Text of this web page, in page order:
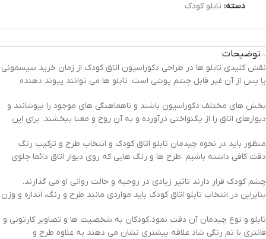
دسته: تابلو کودک
توضیحات
نقش کلیدی تابلو ها در طراحی دکوراسیون اتاق کودک از زمان خرید سیسمونی
یا پس از آن غیر قابل چشم پوشی است. تابلو ها می توانند پیوند دهنده
بخش های مختلف دکوراسیون باشند و ناهماهنگی های موجود را بپوشانند و
دیوارهای اتاق را از یکنواختی درآورده و به آن روح و معنا ببخشند. برای این
منظور باید در نحوه چیدمان تابلو اتاق کودک و انتخاب طرح و ترکیب رنگ
دقت کافی داشته باشیم .طرح ها و رنگ هایی که روی دیوار اتاق دائما جلوی
چشم کودک قرار دارند تاثیر زیادی در روحیه و حالت روانی او می گذارند.
بنابراین در انتخاب تابلو اتاق کودک باید مواردی مانند طرح و رنگ، اندازه و وزن
تابلو و نوع چیدمان آن دقت نمود. کودکان به شخصیت ها و تصاویر کارتونی و
فانتزی با تم رنگی شاد علاقه بیشتری نشان می دهند به علاوه طرح و